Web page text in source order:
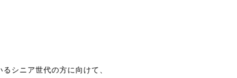
シニア世代の方に向けて、